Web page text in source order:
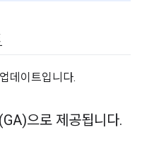
데이트입니다.
으로 제공됩니다.